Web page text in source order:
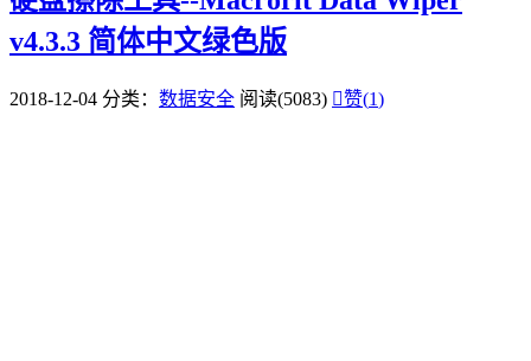
v4.3.3 简体中文绿色版
2018-12-04 分类： 数据安全 阅读(5083) 赞(1)